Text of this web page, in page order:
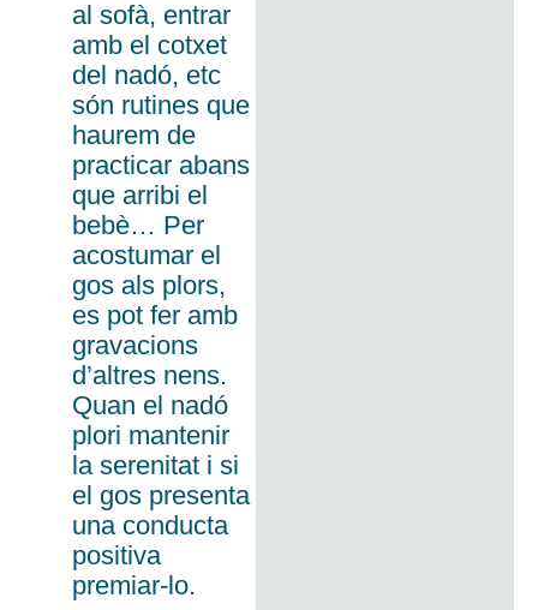
al sofà, entrar
amb el cotxet
del nadó, etc
són rutines que
haurem de
practicar abans
que arribi el
bebè… Per
acostumar el
gos als plors,
es pot fer amb
gravacions
d’altres nens.
Quan el nadó
plori mantenir
la serenitat i si
el gos presenta
una conducta
positiva
premiar-lo.